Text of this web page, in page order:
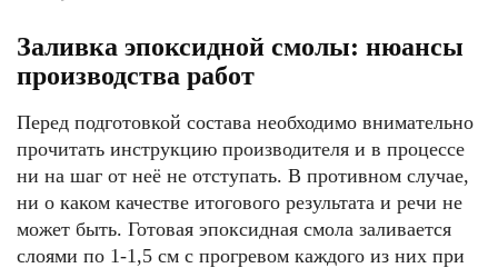
Заливка эпоксидной смолы: нюансы
производства работ
Перед подготовкой состава необходимо внимательно
прочитать инструкцию производителя и в процессе
ни на шаг от неё не отступать. В противном случае,
ни о каком качестве итогового результата и речи не
может быть. Готовая эпоксидная смола заливается
слоями по 1-1,5 см с прогревом каждого из них при